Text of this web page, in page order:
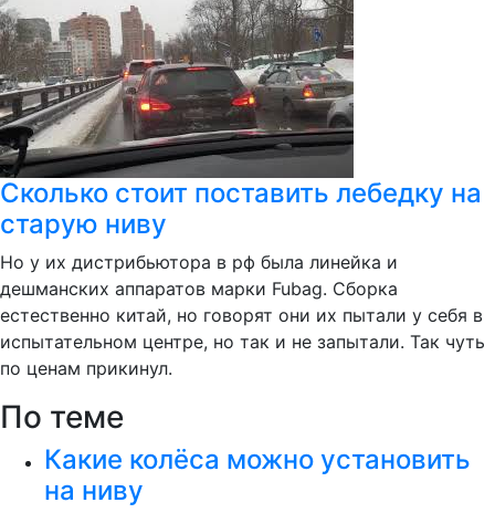
Сколько стоит поставить лебедку на
старую ниву
Но у их дистрибьютора в рф была линейка и
дешманских аппаратов марки Fubag. Сборка
естественно китай, но говорят они их пытали у себя в
испытательном центре, но так и не запытали. Так чуть
по ценам прикинул.
По теме
Какие колёса можно установить
на ниву